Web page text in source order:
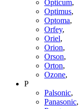
Opticum,
Optimus,
Optoma,
Orfey,
Oriel,
Orion,
Orson,
Orton,
Ozone,
P
Palsonic,
Panasonic,